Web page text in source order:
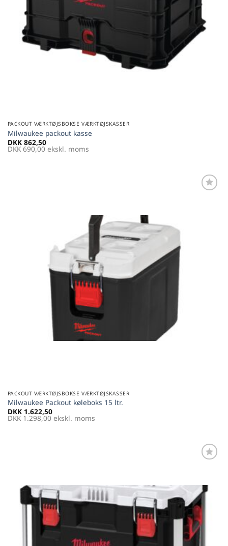
PACKOUT VÆRKTØJSBOKSE VÆRKTØJSKASSER
Milwaukee packout kasse
DKK 862,50
DKK 690,00 ekskl. moms
PACKOUT VÆRKTØJSBOKSE VÆRKTØJSKASSER
Milwaukee Packout køleboks 15 ltr.
DKK 1.622,50
DKK 1.298,00 ekskl. moms